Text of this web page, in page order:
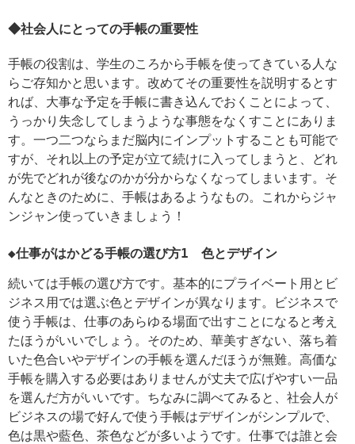
◆社会人にとっての手帳の重要性
手帳の役割は、学生のころから手帳を使ってきている人な
らご存知かと思います。改めてその重要性を説明するとす
れば、大事な予定を手帳に書き込んでおくことによって、
うっかり失念してしまうような事態をなくすことにありま
す。一つ二つならまだ脳内にインプットすることも可能で
すが、それ以上の予定が立て続けに入ってしまうと、どれ
が先でどれが後なのかが分からなくなってしまいます。そ
んなときのために、手帳はあるようなもの。これからジャ
ンジャン使っていきましょう！
◆仕事がはかどる手帳の選び方1 色とデザイン
続いては手帳の選び方です。基本的にプライベート用とビ
ジネス用では選ぶ色とデザインが異なります。ビジネスで
使う手帳は、仕事のあらゆる場面で出すことになると考え
たほうがいいでしょう。そのため、華美すぎない、落ち着
いた色合いやデザインの手帳を選んだほうが無難。高価な
手帳を購入する必要はありませんが丈夫で広げやすい一品
を選んだ方がいいです。ちなみに調べてみると、社会人が
ビジネスの場で好んで使う手帳はデザインがシンプルで、
色は黒や藍色、茶色などが多いようです。仕事では誰と会